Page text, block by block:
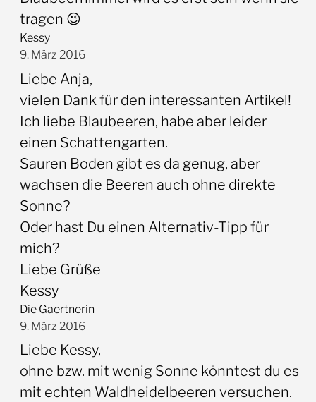
tragen 😉
Kessy
9. März 2016
Liebe Anja,
vielen Dank für den interessanten Artikel!
Ich liebe Blaubeeren, habe aber leider
einen Schattengarten.
Sauren Boden gibt es da genug, aber
wachsen die Beeren auch ohne direkte
Sonne?
Oder hast Du einen Alternativ-Tipp für
mich?
Liebe Grüße
Kessy
Die Gaertnerin
9. März 2016
Liebe Kessy,
ohne bzw. mit wenig Sonne könntest du es
mit echten Waldheidelbeeren versuchen.